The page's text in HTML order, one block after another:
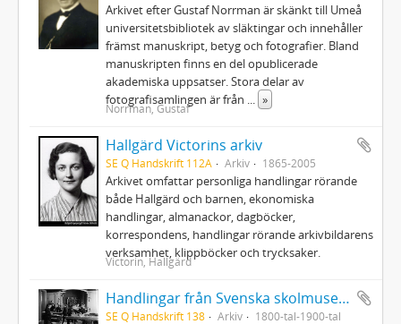
Arkivet efter Gustaf Norrman är skänkt till Umeå
universitetsbibliotek av släktingar och innehåller
främst manuskript, betyg och fotografier. Bland
manuskripten finns en del opublicerade
akademiska uppsatser. Stora delar av
fotografisamlingen är från
»
Norrman, Gustaf
Hallgärd Victorins arkiv
SE Q Handskrift 112A Arkiv 1865-2005
Arkivet omfattar personliga handlingar rörande
både Hallgärd och barnen, ekonomiska
handlingar, almanackor, dagböcker,
korrespondens, handlingar rörande arkivbildarens
verksamhet, klippböcker och trycksaker.
Victorin, Hallgärd
Handlingar från Svenska skolmuseet
SE Q Handskrift 138 Arkiv 1800-tal-1900-tal